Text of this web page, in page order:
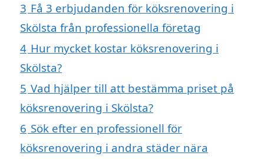
3 Få 3 erbjudanden för köksrenovering i
Skölsta från professionella företag
4 Hur mycket kostar köksrenovering i
Skölsta?
5 Vad hjälper till att bestämma priset på
köksrenovering i Skölsta?
6 Sök efter en professionell för
köksrenovering i andra städer nära